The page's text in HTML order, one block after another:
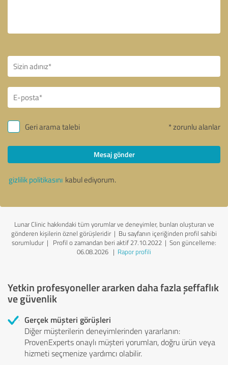
Geri arama talebi * zorunlu alanlar
Mesaj gönder
gizlilik politikasını kabul ediyorum.
Lunar Clinic hakkındaki tüm yorumlar ve deneyimler, bunları oluşturan ve
gönderen kişilerin öznel görüşleridir | Bu sayfanın içeriğinden profil sahibi
sorumludur | Profil o zamandan beri aktif 27.10.2022 | Son güncelleme:
06.08.2026 | Rapor profili
Yetkin profesyoneller ararken daha fazla şeffaflık
ve güvenlik
Gerçek müşteri görüşleri
Diğer müşterilerin deneyimlerinden yararlanın:
ProvenExperts onaylı müşteri yorumları, doğru ürün veya
hizmeti seçmenize yardımcı olabilir.